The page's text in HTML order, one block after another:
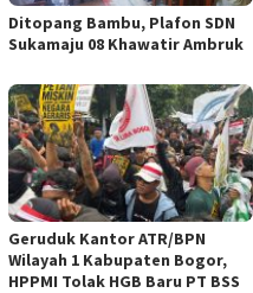
Ditopang Bambu, Plafon SDN
Sukamaju 08 Khawatir Ambruk
Geruduk Kantor ATR/BPN
Wilayah 1 Kabupaten Bogor,
HPPMI Tolak HGB Baru PT BSS